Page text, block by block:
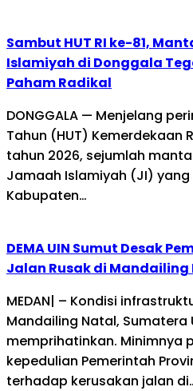
Sambut HUT RI ke-81,
Islamiyah di Donggala
Paham Radikal
DONGGALA — Menjelang
Tahun (HUT) Kemerdekaan
tahun 2026, sejumlah
Jamaah Islamiyah (JI)
Kabupaten…
DEMA UIN Sumut Desak
Jalan Rusak di Mandailing
MEDAN| – Kondisi
Mandailing Natal, Sumatera
memprihatinkan. Minimnya
kepedulian Pemerintah
terhadap kerusakan jalan